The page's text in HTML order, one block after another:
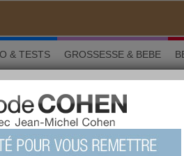
& TESTS GROSSESSE & BEBE